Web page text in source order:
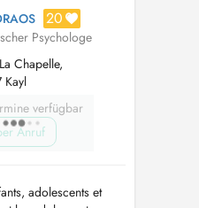
20
Psychologe
Chapelle,
Kayl
verfügbar
Anruf
adolescents et